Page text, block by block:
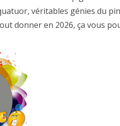
véritables génies du
donner en 2026, ça vous